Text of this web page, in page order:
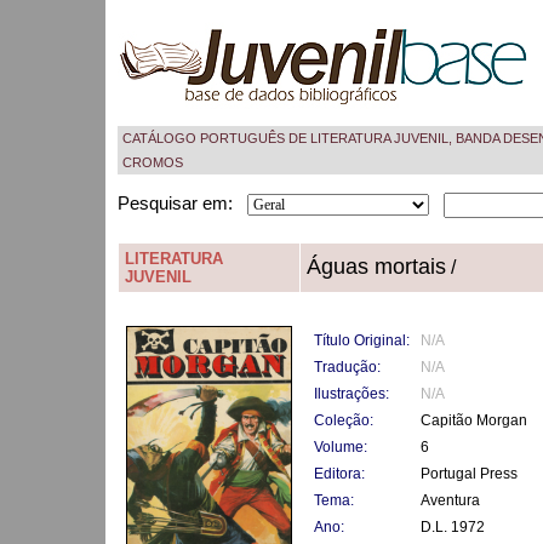
CATÁLOGO PORTUGUÊS DE LITERATURA JUVENIL, BANDA
CROMOS
Pesquisar em:
LITERATURA
JUVENIL
Águas mortais/
Título Original:
N/A
Tradução:
N/A
Ilustrações:
N/A
Coleção:
Capitão Morgan
Volume:
6
Editora:
Portugal Press
Tema:
Aventura
Ano:
D.L. 1972